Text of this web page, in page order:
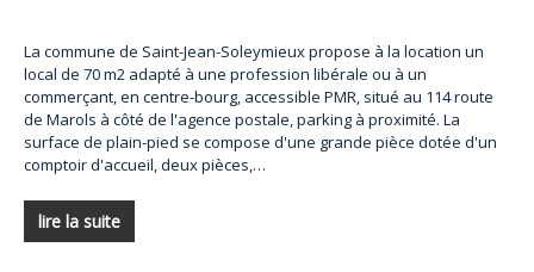
La commune de Saint-Jean-Soleymieux propose à la location un
local de 70 m2 adapté à une profession libérale ou à un
commerçant, en centre-bourg, accessible PMR, situé au 114 route
de Marols à côté de l'agence postale, parking à proximité. La
surface de plain-pied se compose d'une grande pièce dotée d'un
comptoir d'accueil, deux pièces,…
lire la suite